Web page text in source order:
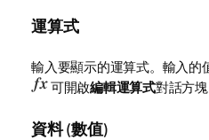
運算式
輸入要顯示的運算式。輸入的
可開啟編輯運算式對話方塊
資料 (數值)